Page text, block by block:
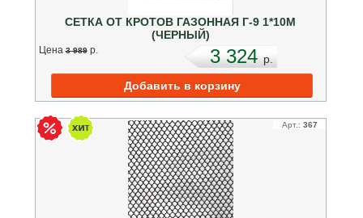
СЕТКА ОТ КРОТОВ ГАЗОННАЯ Г-9 1*10М
(ЧЕРНЫЙ)
Цена 3 989 p. 3 324p.
Арт.: 367